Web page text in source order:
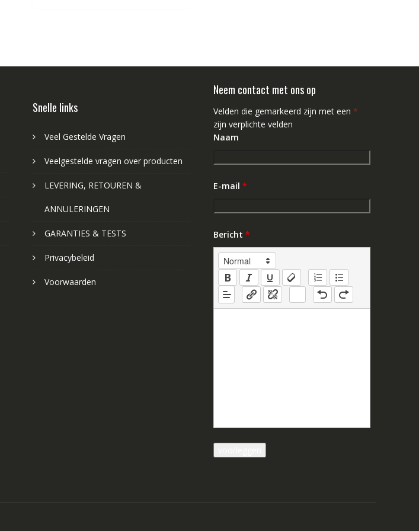
Snelle links
Veel Gestelde Vragen
Veelgestelde vragen over producten
LEVERING, RETOUREN &
ANNULERINGEN
GARANTIES & TESTS
Privacybeleid
Voorwaarden
Neem contact met ons op
Velden die gemarkeerd zijn met een *
zijn verplichte velden
Naam
E-mail *
Bericht *